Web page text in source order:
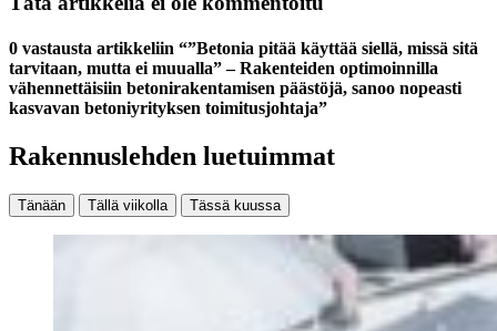
0 vastausta artikkeliin “”Betonia pitää käyttää siellä, missä sitä
tarvitaan, mutta ei muualla” – Rakenteiden optimoinnilla
vähennettäisiin betonirakentamisen päästöjä, sanoo nopeasti
kasvavan betoniyrityksen toimitusjohtaja”
Rakennuslehden luetuimmat
Tänään Tällä viikolla Tässä kuussa